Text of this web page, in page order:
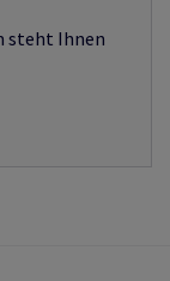
steht Ihnen